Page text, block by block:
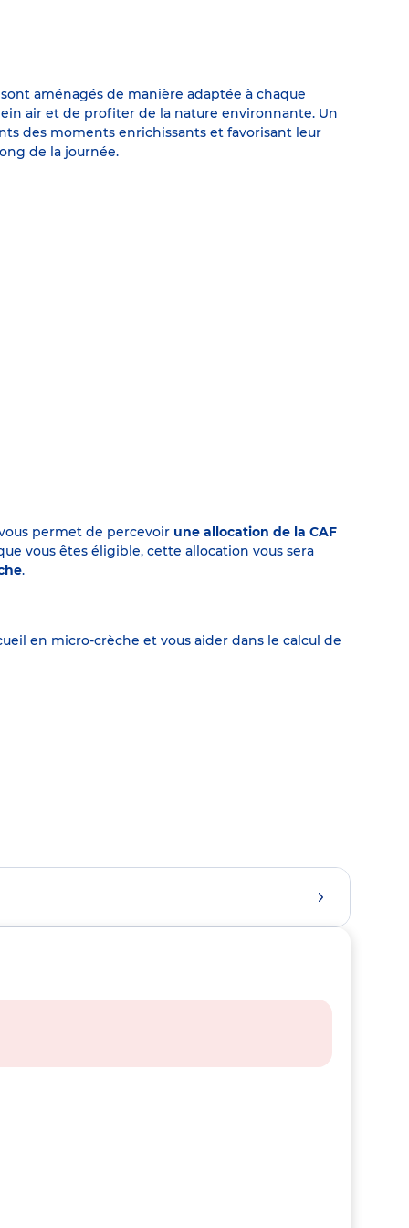
aménagés de manière adaptée à chaque
air et de profiter de la nature environnante. Un
des moments enrichissants et favorisant leur
de la journée.
permet de percevoir une allocation de la CAF
vous êtes éligible, cette allocation vous sera
.
en micro-crèche et vous aider dans le calcul de